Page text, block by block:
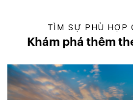
TÌM SỰ PHÙ HỢP
Khám phá thêm